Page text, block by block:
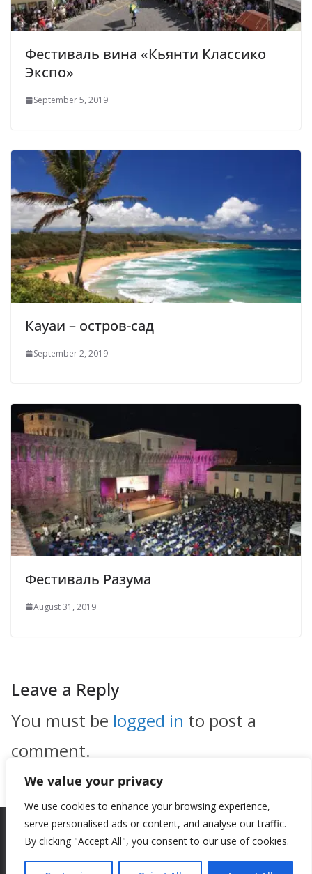
We value your privacy
We use cookies to enhance your browsing experience,
serve personalised ads or content, and analyse our traffic.
By clicking "Accept All", you consent to our use of cookies.
Фестиваль вина «Кьянти Классико
Экспо»
September 5, 2019
Кауаи – остров-сад
September 2, 2019
Фестиваль Разума
August 31, 2019
Leave a Reply
You must be logged in to post a
comment.